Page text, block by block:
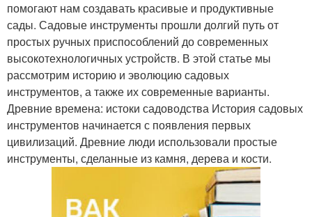
помогают нам создавать красивые и продуктивные
сады. Садовые инструменты прошли долгий путь от
простых ручных приспособлений до современных
высокотехнологичных устройств. В этой статье мы
рассмотрим историю и эволюцию садовых
инструментов, а также их современные варианты.
Древние времена: истоки садоводства История садовых
инструментов начинается с появления первых
цивилизаций. Древние люди использовали простые
инструменты, сделанные из камня, дерева и кости.